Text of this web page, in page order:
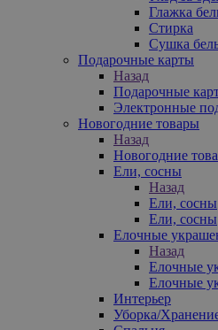
Глажка
Стирка
Сушка
Подарочные карты
Назад
Подарочные
Электронные
Новогодние товары
Назад
Новогодние
Ели, сосны
Назад
Ели, сосны
Ели, сосны
Елочные
Назад
Елочные
Елочные
Интерьер
Уборка/